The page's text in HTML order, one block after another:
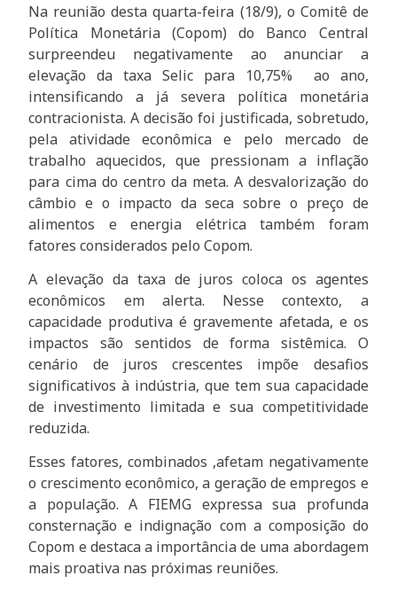
Na reunião desta quarta-feira (18/9), o Comitê de
Política Monetária (Copom) do Banco Central
surpreendeu negativamente ao anunciar a
elevação da taxa Selic para 10,75% ao ano,
intensificando a já severa política monetária
contracionista. A decisão foi justificada, sobretudo,
pela atividade econômica e pelo mercado de
trabalho aquecidos, que pressionam a inflação
para cima do centro da meta. A desvalorização do
câmbio e o impacto da seca sobre o preço de
alimentos e energia elétrica também foram
fatores considerados pelo Copom.
A elevação da taxa de juros coloca os agentes
econômicos em alerta. Nesse contexto, a
capacidade produtiva é gravemente afetada, e os
impactos são sentidos de forma sistêmica. O
cenário de juros crescentes impõe desafios
significativos à indústria, que tem sua capacidade
de investimento limitada e sua competitividade
reduzida.
Esses fatores, combinados ,afetam negativamente
o crescimento econômico, a geração de empregos e
a população. A FIEMG expressa sua profunda
consternação e indignação com a composição do
Copom e destaca a importância de uma abordagem
mais proativa nas próximas reuniões.